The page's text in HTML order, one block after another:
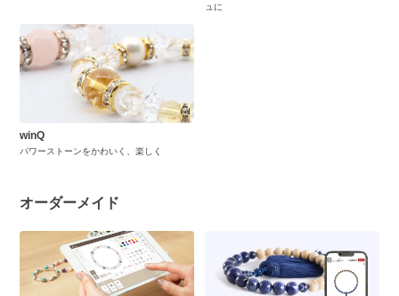
ュに
winQ
パワーストーンをかわいく、楽しく
オーダーメイド